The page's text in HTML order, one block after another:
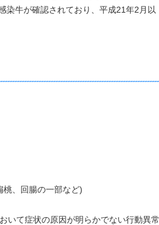
染牛が確認されており、平成21年2月以
、回腸の一部など)
いて症状の原因が明らかでない行動異常